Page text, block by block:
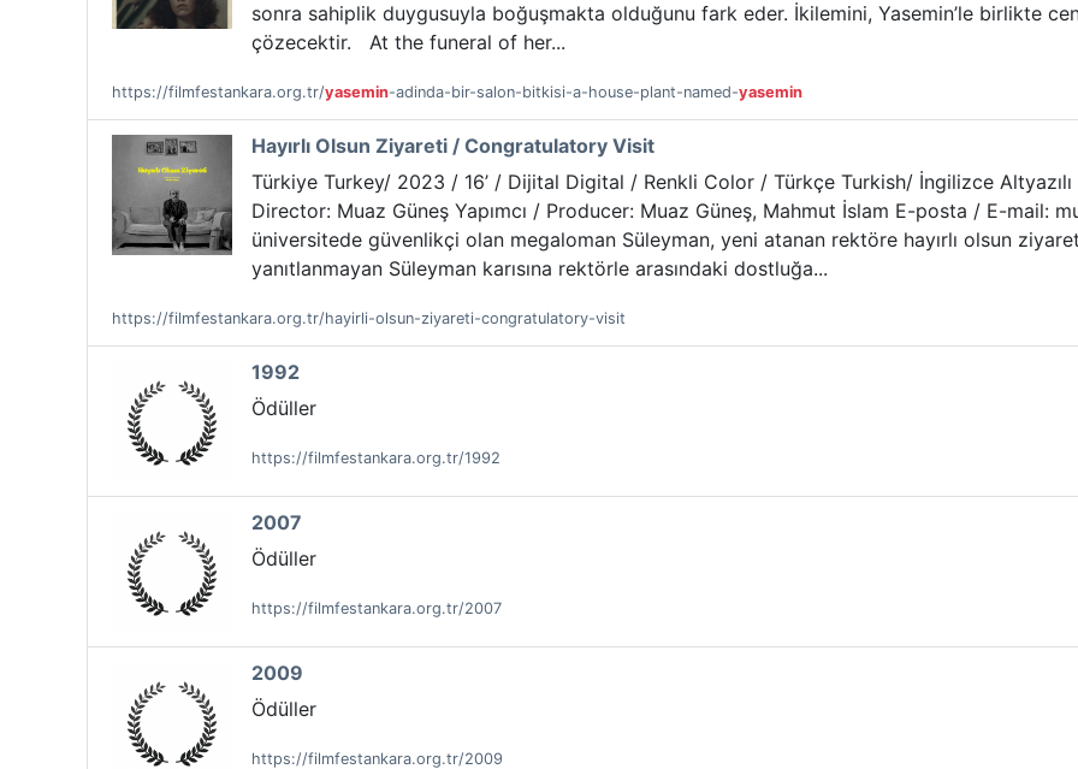
sonra sahiplik duygusuyla boğuşmakta olduğunu fark eder. İkilemini, Yasemin’le birlikte
çözecektir. At the funeral of her...
https://filmfestankara.org.tr/yasemin-adinda-bir-salon-bitkisi-a-house-plant-named-yasemin
Hayırlı Olsun Ziyareti / Congratulatory Visit
Türkiye Turkey/ 2023 / 16’ / Dijital Digital / Renkli Color / Türkçe Turkish/ İngilizce
Director: Muaz Güneş Yapımcı / Producer: Muaz Güneş, Mahmut İslam E-posta / E-mail:
üniversitede güvenlikçi olan megaloman Süleyman, yeni atanan rektöre hayırlı olsun
yanıtlanmayan Süleyman karısına rektörle arasındaki dostluğa...
https://filmfestankara.org.tr/hayirli-olsun-ziyareti-congratulatory-visit
1992
Ödüller
https://filmfestankara.org.tr/1992
2007
Ödüller
https://filmfestankara.org.tr/2007
2009
Ödüller
https://filmfestankara.org.tr/2009